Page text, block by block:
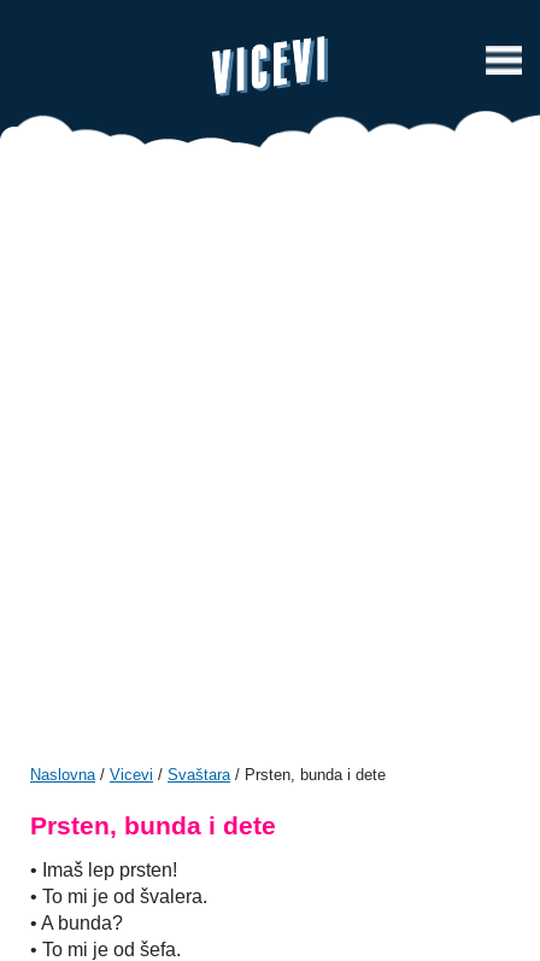
Naslovna/ Vicevi / Svaštara/ Prsten, bunda i dete
Prsten, bunda i dete
• Imaš lep prsten!
• To mi je od švalera.
• A bunda?
• To mi je od šefa.